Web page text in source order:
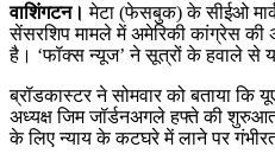
वाशिंगटन। मेटा (फेसबुक) के सीईओ
सेंसरशिप मामले में अमेरिकी कांग्रेस की
है। ‘फॉक्स न्यूज’ ने सूत्रों के हवाले से
ब्रॉडकास्टर ने सोमवार को बताया कि
अध्यक्ष जिम जॉर्डनअगले हफ्ते की
के लिए न्याय के कटघरे में लाने पर